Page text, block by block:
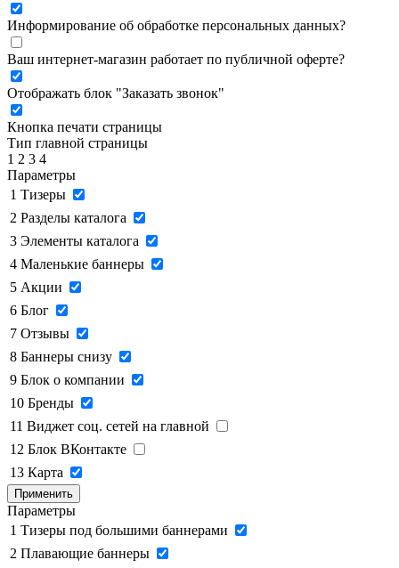
Информирование об обработке персональных данных?
Ваш интернет-магазин работает по публичной оферте?
Отображать блок "Заказать звонок"
Кнопка печати страницы
Тип главной страницы
1 2 3 4
Параметры
1 Тизеры
2 Разделы каталога
3 Элементы каталога
4 Маленькие баннеры
5 Акции
6 Блог
7 Отзывы
8 Баннеры снизу
9 Блок о компании
10 Бренды
11 Виджет соц. сетей на главной
12 Блок ВКонтакте
13 Карта
Применить
Параметры
1 Тизеры под большими баннерами
2 Плавающие баннеры